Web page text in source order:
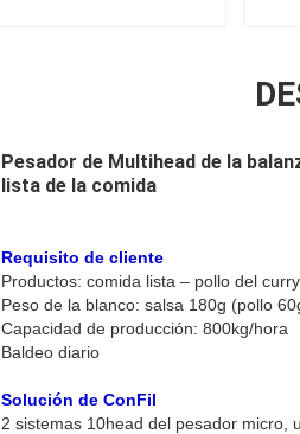
Pesador de Multihead de la
lista de la comida
Requisito de cliente
Productos: comida lista – pollo del curry
Peso de la blanco: salsa 180g (pollo
Capacidad de producción: 800kg/hora
Baldeo diario
Solución de ConFil
2 sistemas 10head del pesador micro,